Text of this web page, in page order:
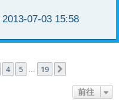
2013-07-03 15:58
19頁)
4 5 … 19
前往